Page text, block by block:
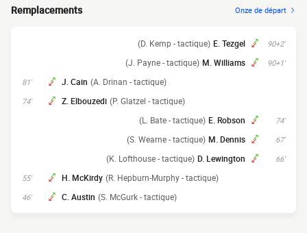
Remplacements Onze de départ
90+2'
E. Tezgel
(D. Kemp - tactique)
90+1'
M. Williams
(J. Payne - tactique)
81' J. Cain (A. Drinan - tactique)
74' Z. Elbouzedi (P. Glatzel - tactique)
74'
E. Robson
(L. Bate - tactique)
67'
M. Dennis
(S. Wearne - tactique)
66'
D. Lewington
(K. Lofthouse - tactique)
55' H. McKirdy (R. Hepburn-Murphy - tactique)
46' C. Austin (S. McGurk - tactique)